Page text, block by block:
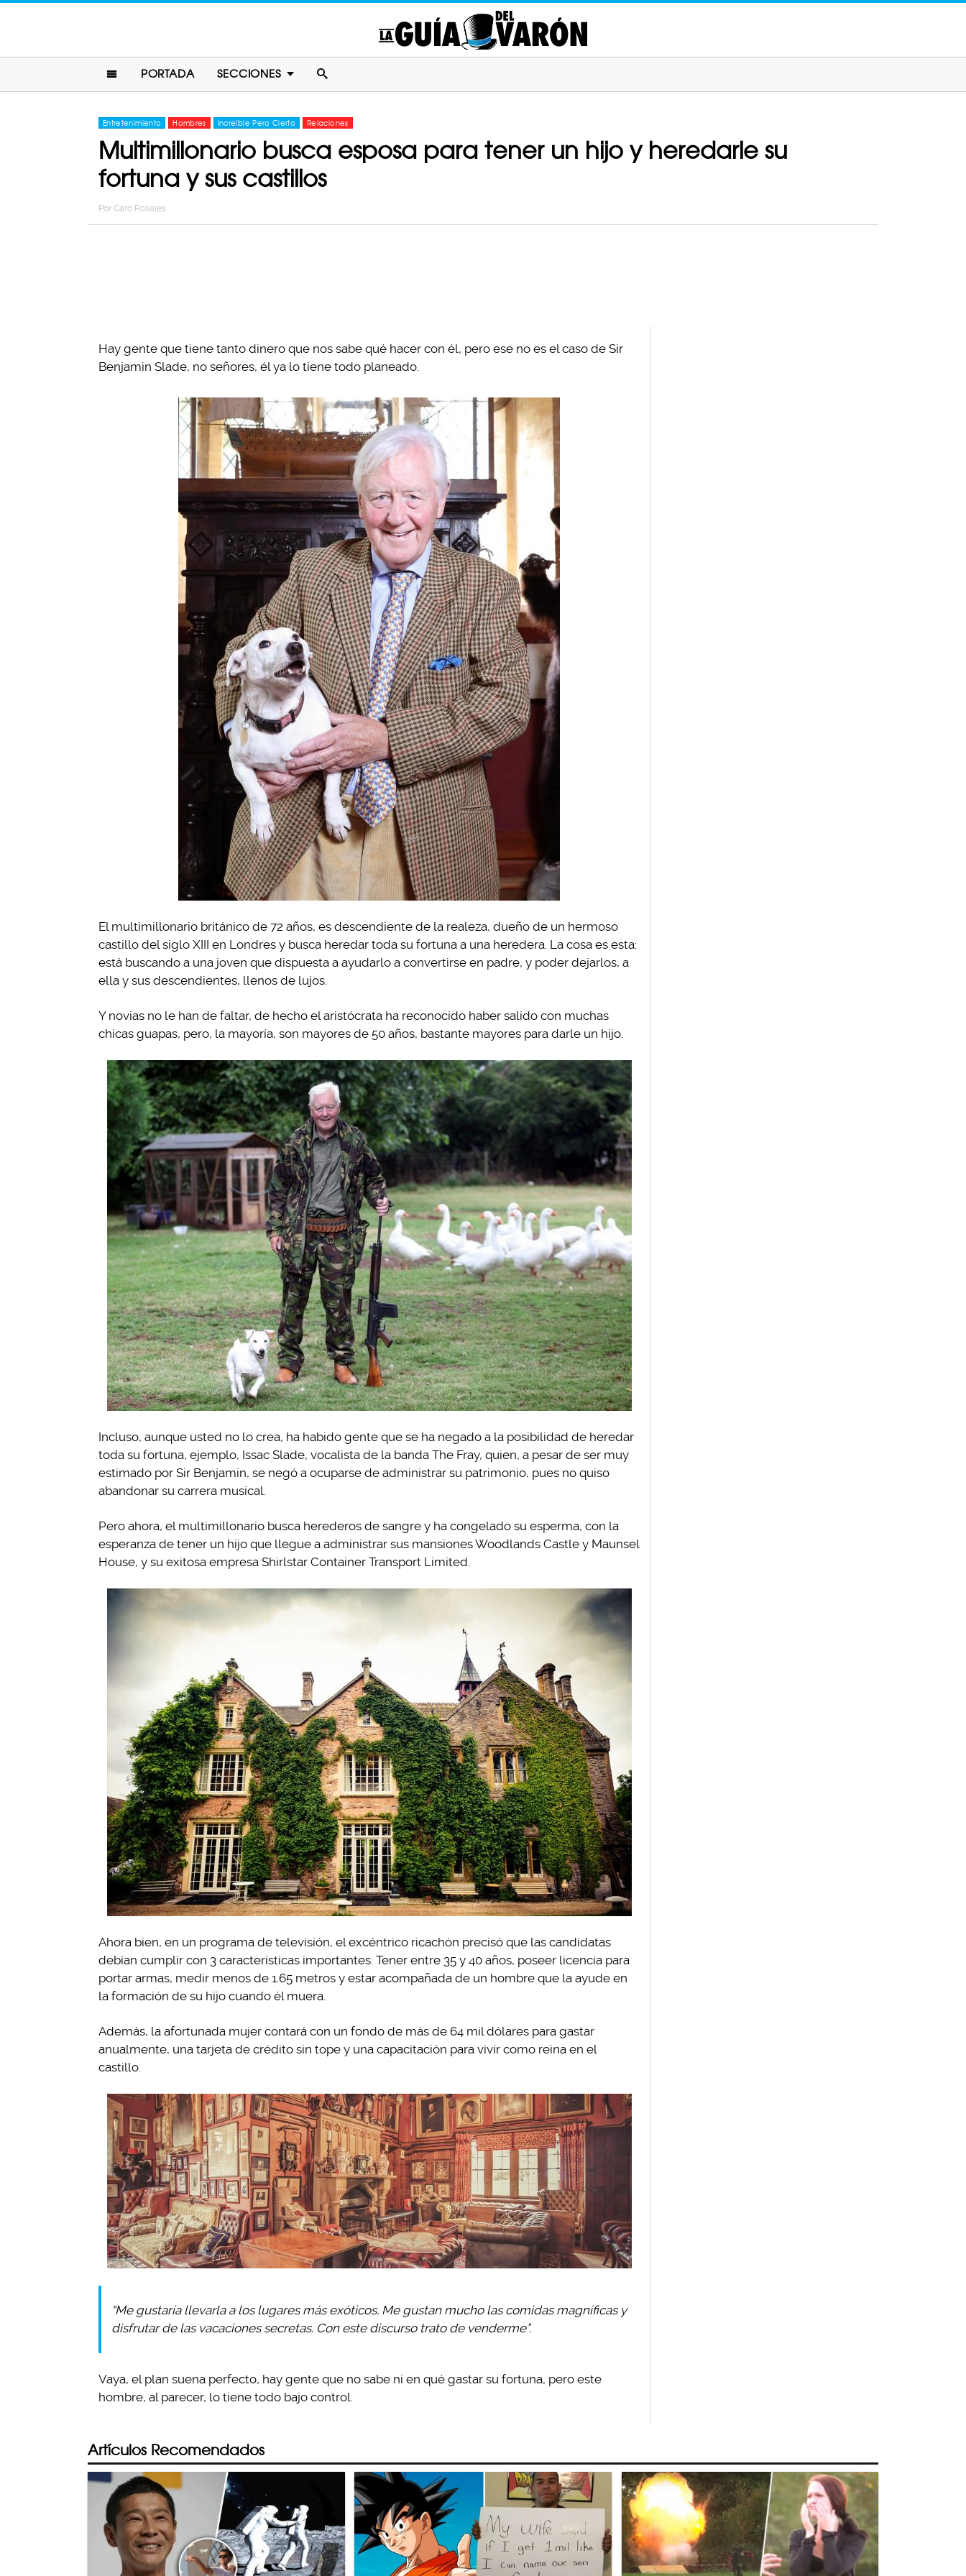
PORTADA SECCIONES
Entretenimiento Hombres Increíble Pero Cierto Relaciones
Multimillonario busca esposa para tener un hijo y heredarle su
fortuna y sus castillos
Por Caro Rosales
Hay gente que tiene tanto dinero que nos sabe qué hacer con él, pero ese no es el caso de Sir
Benjamin Slade, no señores, él ya lo tiene todo planeado.
El multimillonario británico de 72 años, es descendiente de la realeza, dueño de un hermoso
castillo del siglo XIII en Londres y busca heredar toda su fortuna a una heredera. La cosa es esta:
está buscando a una joven que dispuesta a ayudarlo a convertirse en padre, y poder dejarlos, a
ella y sus descendientes, llenos de lujos.
Y novias no le han de faltar, de hecho el aristócrata ha reconocido haber salido con muchas
chicas guapas, pero, la mayoría, son mayores de 50 años, bastante mayores para darle un hijo.
Incluso, aunque usted no lo crea, ha habido gente que se ha negado a la posibilidad de heredar
toda su fortuna, ejemplo, Issac Slade, vocalista de la banda The Fray, quien, a pesar de ser muy
estimado por Sir Benjamin, se negó a ocuparse de administrar su patrimonio, pues no quiso
abandonar su carrera musical.
Pero ahora, el multimillonario busca herederos de sangre y ha congelado su esperma, con la
esperanza de tener un hijo que llegue a administrar sus mansiones Woodlands Castle y Maunsel
House, y su exitosa empresa Shirlstar Container Transport Limited.
Ahora bien, en un programa de televisión, el excéntrico ricachón precisó que las candidatas
debían cumplir con 3 características importantes: Tener entre 35 y 40 años, poseer licencia para
portar armas, medir menos de 1.65 metros y estar acompañada de un hombre que la ayude en
la formación de su hijo cuando él muera.
Además, la afortunada mujer contará con un fondo de más de 64 mil dólares para gastar
anualmente, una tarjeta de crédito sin tope y una capacitación para vivir como reina en el
castillo.
“Me gustaría llevarla a los lugares más exóticos. Me gustan mucho las comidas magníficas y
disfrutar de las vacaciones secretas. Con este discurso trato de venderme”.
Vaya, el plan suena perfecto, hay gente que no sabe ni en qué gastar su fortuna, pero este
hombre, al parecer, lo tiene todo bajo control.
Artículos Recomendados